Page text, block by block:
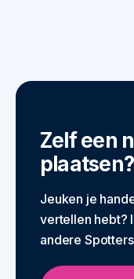
Zelf een
plaatsen?
Jeuken je
vertellen hebt?
andere